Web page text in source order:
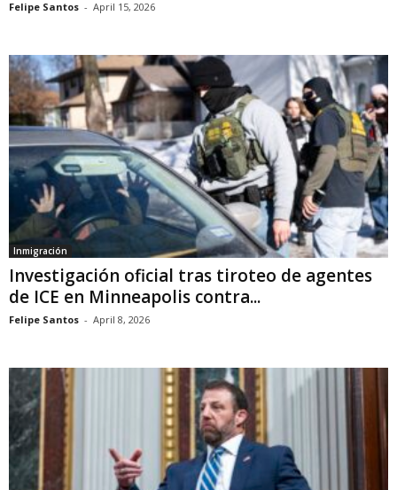
Felipe Santos - April 15, 2026
Inmigración
Investigación oficial tras tiroteo de agentes
de ICE en Minneapolis contra...
Felipe Santos - April 8, 2026